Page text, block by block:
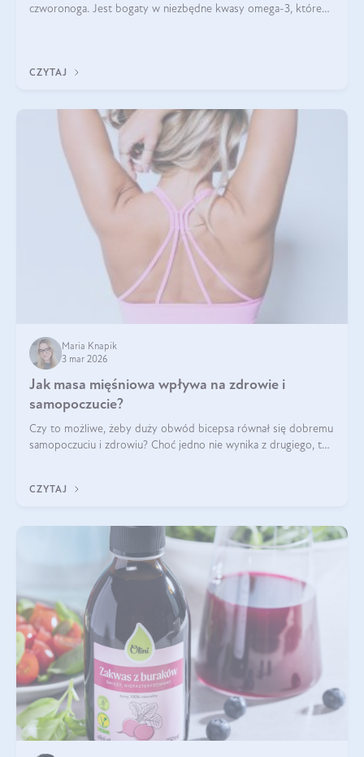
czworonoga. Jest bogaty w niezbędne kwasy omega-3, które
CZYTAJ
Maria Knapik
3 mar 2026
Jak masa mięśniowa wpływa na zdrowie i
samopoczucie?
Czy to możliwe, żeby duży obwód bicepsa równał się dobremu
samopoczuciu i zdrowiu? Choć jedno nie wynika z drugiego, to
wyjaśnimy.
CZYTAJ